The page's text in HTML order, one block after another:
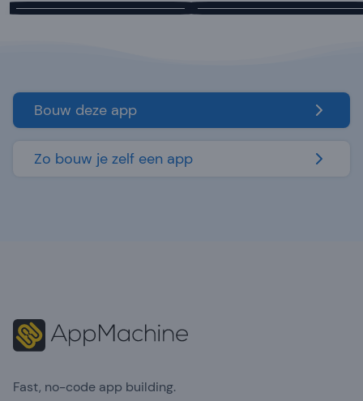
Bouw deze app
Zo bouw je zelf een app
Fast, no-code app building.